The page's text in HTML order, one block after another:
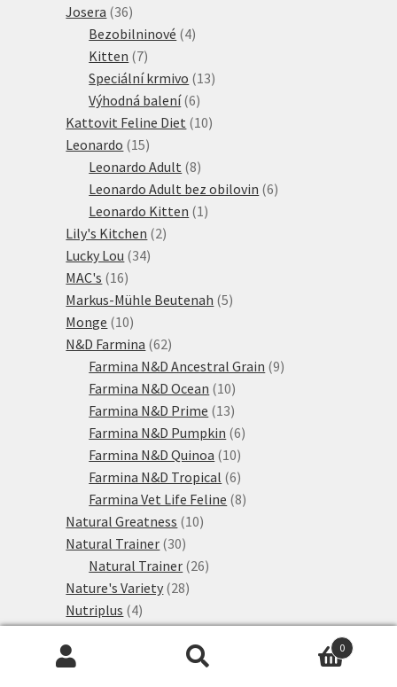
Josera 3636
produktů
Bezobilninové 44
Kitten 77
produktů
Speciální krmivo 1313
Výhodná balení 66
produktů
Kattovit Feline Diet 1010
Leonardo 1515
produktů
Leonardo Adult 88
produktů
Leonardo Adult bez obilovin 66
Leonardo Kitten 1 1
Lily's Kitchen 22
Lucky Lou 3434
MAC's 1616
produktů
Markus-Mühle Beutenah 55
Monge 1010
produktů
N&D Farmina 6262
produktů
Farmina N&D Ancestral Grain 99
Farmina N&D Ocean 1010
produktů
Farmina N&D Prime 1313
produktů
Farmina N&D Pumpkin 66
Farmina N&D Quinoa 1010
produktů
Farmina N&D Tropical 66
produktů
Farmina Vet Life Feline 88
Natural Greatness 1010
Natural Trainer 3030
produktů
Natural Trainer 2626
Nature's Variety 2828
Nutriplus 44
produkty
Nutrivet Inne 66
produktů
Pan Mięsko 0